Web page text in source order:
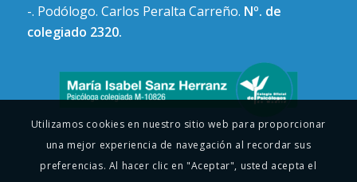
-. Podólogo. Carlos Peralta Carreño. Nº. de
colegiado 2320.
Utilizamos cookies en nuestro sitio web para proporcionar
una mejor experiencia de navegación al recordar sus
preferencias. Al hacer clic en "Aceptar", usted acepta el